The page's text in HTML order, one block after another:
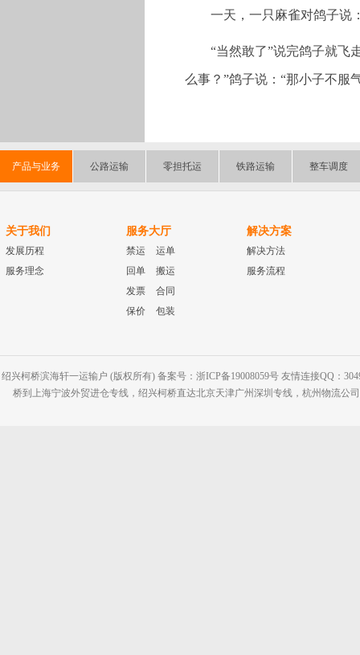
一天，一只麻雀对鸽子说
“当然敢了”说完鸽子就飞
么事？”鸽子说：“那小子不服
产品与业务 公路运输 零担托运 铁路运输 整车调度
关于我们
发展历程
服务理念
服务大厅
禁运
运单
回单
搬运
发票
合同
保价
包装
解决方案
解决方法
服务流程
绍兴柯桥滨海轩一运输户 (版权所有) 备案号：浙ICP备19008059号 友情连接QQ：
桥到上海宁波外贸进仓专线，绍兴柯桥直达北京天津广州深圳专线，杭州物流公